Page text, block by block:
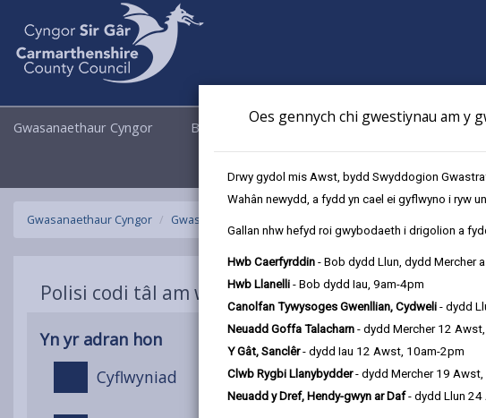
Oes gennych chi gwestiynau am y
Drwy gydol mis Awst, bydd Swyddogion
Wahân newydd, a fydd yn cael ei gyflwyno i ryw
Gallan nhw hefyd roi gwybodaeth i drigolion a
Hwb Caerfyrddin - Bob dydd Llun, dydd Mercher
Hwb Llanelli - Bob dydd Iau, 9am-4pm
Canolfan Tywysoges Gwenllian, Cydweli - dydd
Neuadd Goffa Talacharn - dydd Mercher 12
Y Gât, Sanclêr- dydd Iau 12 Awst, 10am-2pm
Clwb Rygbi Llanybydder- dydd Mercher 19 Awst,
Neuadd y Dref, Hendy-gwyn ar Daf- dydd Llun 24
Gwasanaethaur Cyngor Busnes Cyngor a Democratiaeth
Gwasanaethaur Cyngor Gwasanaethau Cymdeithasol
Polisi codi tâl am wasanaethau gofal cymdeithasol
Yn yr adran hon
Cyflwyniad